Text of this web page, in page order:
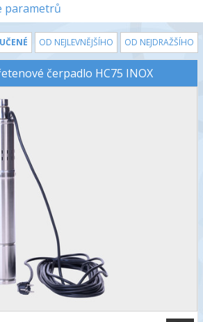
parametrů
OD NEJLEVNĚJŠÍHO OD NEJDRAŽŠÍHO
čerpadlo HC75 INOX